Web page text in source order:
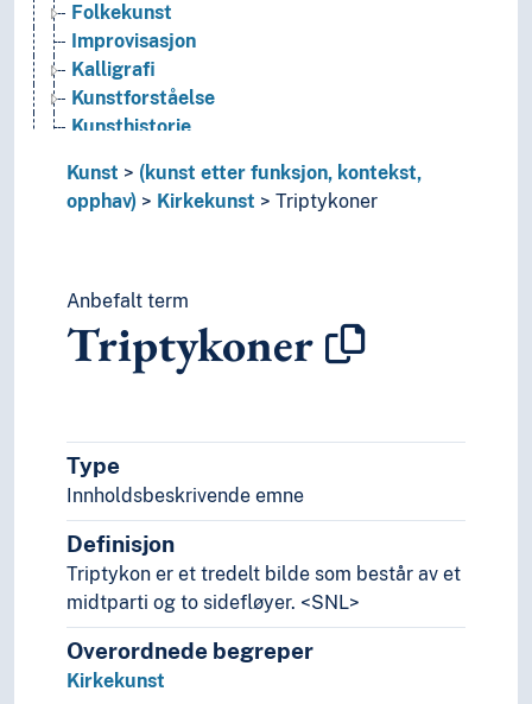
Folkekunst
Improvisasjon
Kalligrafi
Kunstforståelse
Kunsthistorie
Kunsthåndverk
Kunstnergrupper
Kunstpsykologi
Levende bilder
Musikk
Visuell kultur
Lingvistikk
Litteratur
Navn, personer og skikkelser
Næringsliv og økonomi
Pedagogikk
Psykologi
Realfag
Religionsvitenskap
Kunst
(kunst etter funksjon, kontekst,
opphav)
Kirkekunst Triptykoner
Anbefalt term
Triptykoner
Type
Innholdsbeskrivende emne
Definisjon
Triptykon er et tredelt bilde som består av et
midtparti og to sidefløyer. <SNL>
Overordnede begreper
Kirkekunst